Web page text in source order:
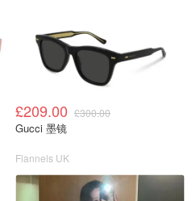
£209.00 £300.00
Gucci 墨镜
Flannels UK